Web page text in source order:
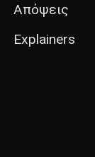
Απόψεις
Explainers